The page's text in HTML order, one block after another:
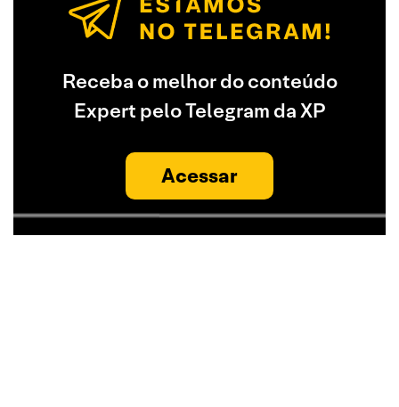
Receba o melhor do conteúdo
Expert pelo Telegram da XP
Acessar